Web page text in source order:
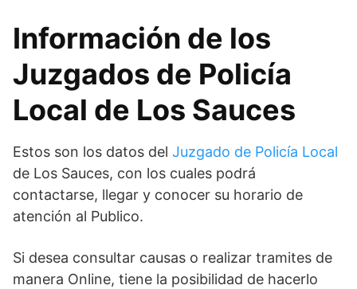
Información de los
Juzgados de Policía
Local de Los Sauces
Estos son los datos del Juzgado de Policía Local
de Los Sauces, con los cuales podrá
contactarse, llegar y conocer su horario de
atención al Publico.
Si desea consultar causas o realizar tramites de
manera Online, tiene la posibilidad de hacerlo